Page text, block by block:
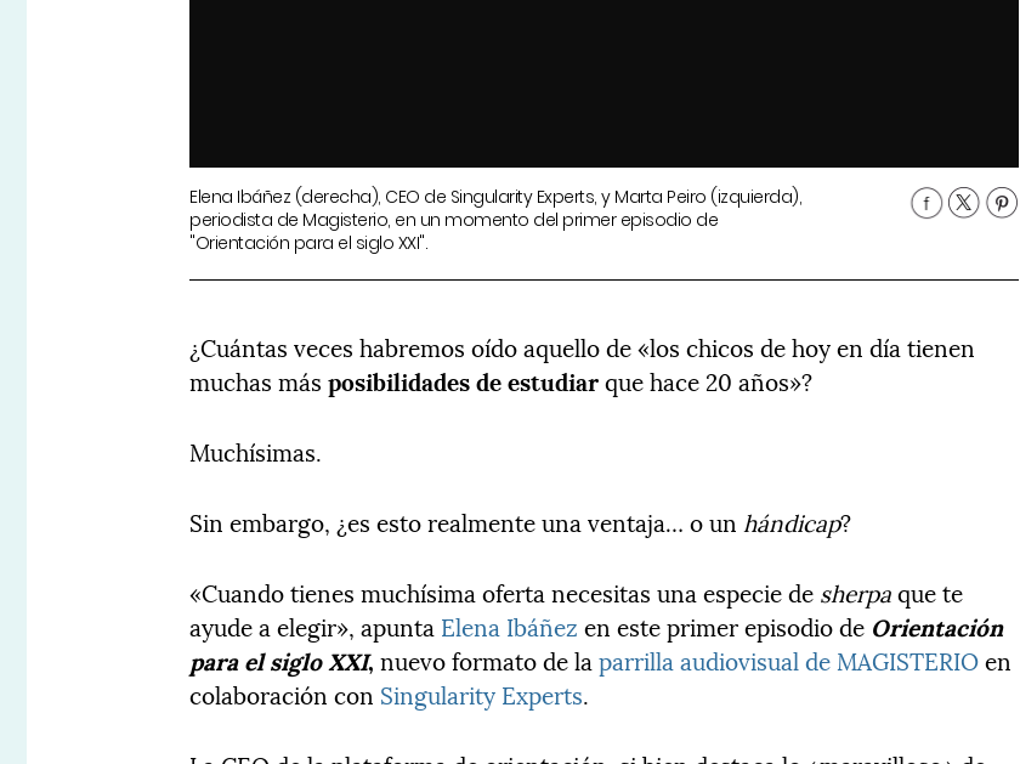
Elena Ibáñez (derecha), CEO de Singularity Experts, y Marta Peiro (izquierda),
periodista de Magisterio, en un momento del primer episodio de
"Orientación para el siglo XXI".
¿Cuántas veces habremos oído aquello de «los chicos de hoy en día tienen
muchas másposibilidades de estudiarque hace 20 años»?
Muchísimas.
Sin embargo, ¿es esto realmente una ventaja… o unhándicap?
«Cuando tienes muchísima oferta necesitas una especie de sherpaque te
ayude a elegir», apunta Elena Ibáñez en este primer episodio de Orientación
para el siglo XXI, nuevo formato de laparrilla audiovisual de MAGISTERIOen
colaboración con Singularity Experts.